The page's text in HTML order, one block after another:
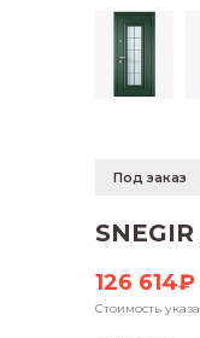
Под заказ
126 614₽
Стоимость